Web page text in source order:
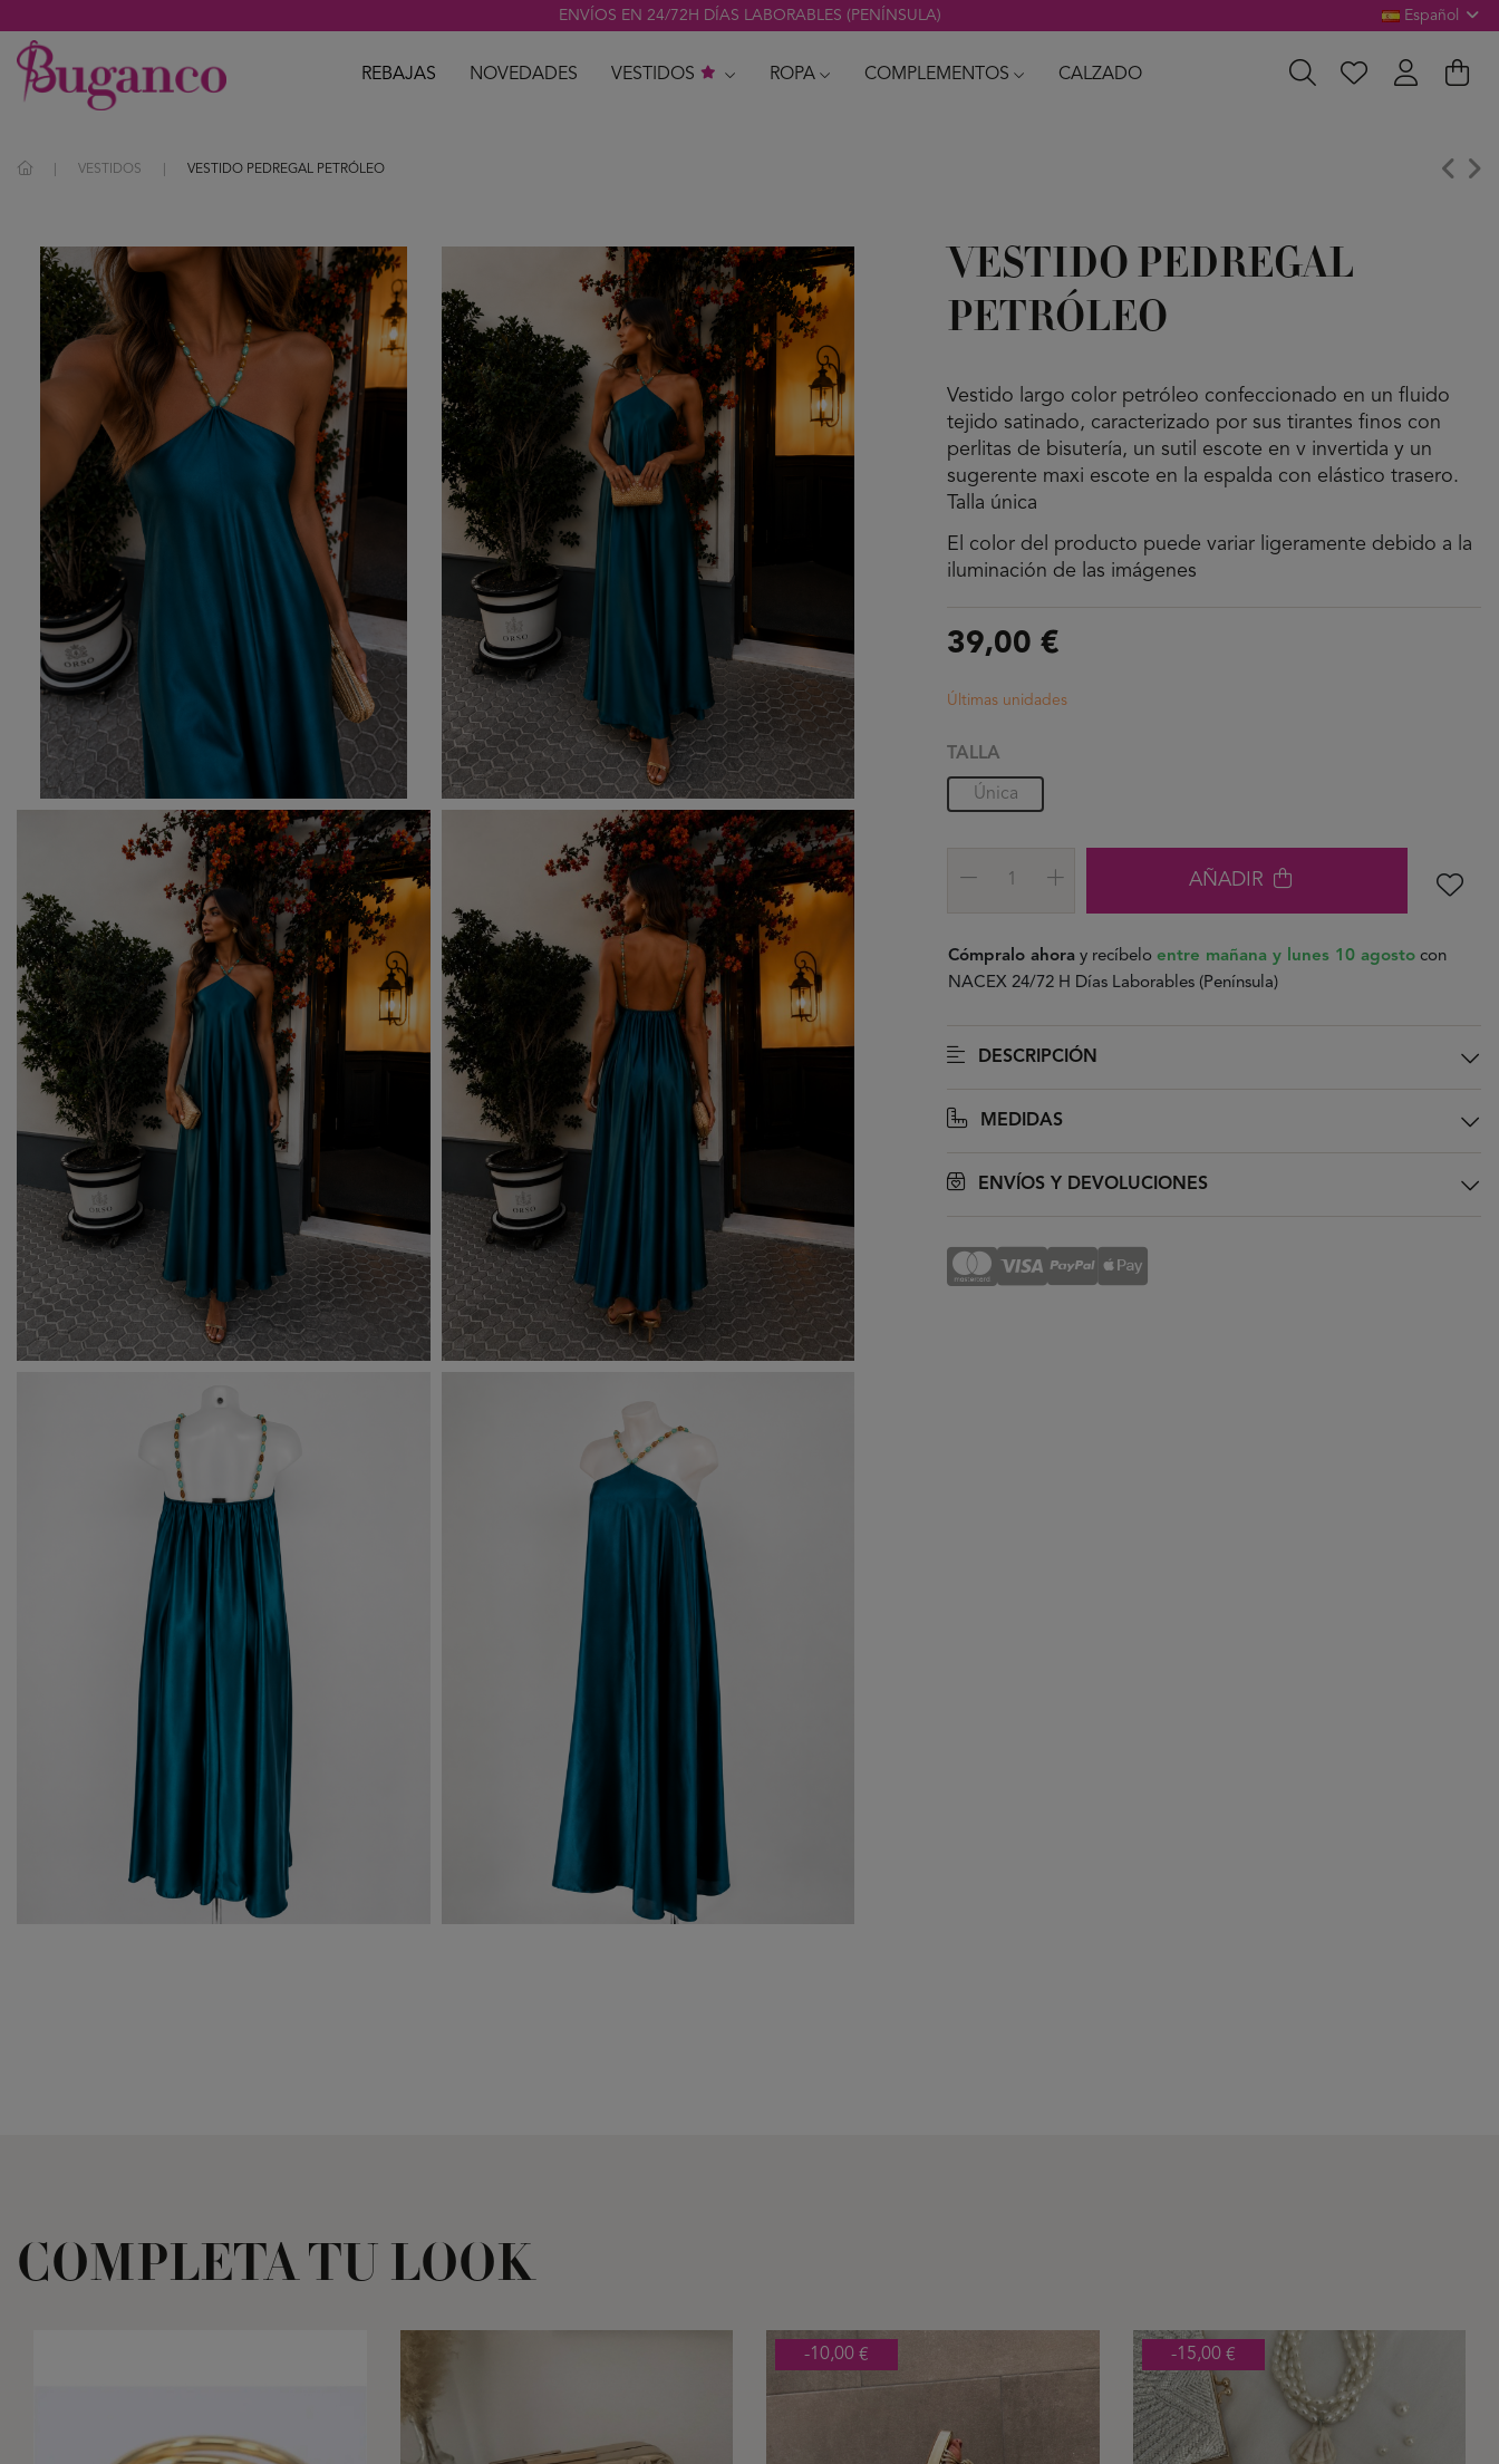
ENVÍOS EN 24/72H DÍAS LABORABLES (PENÍNSULA) Español
REBAJAS NOVEDADES VESTIDOS ROPA COMPLEMENTOS CALZADO
VESTIDOS VESTIDO PEDREGAL PETRÓLEO
VESTIDO PEDREGAL
PETRÓLEO
Vestido largo color petróleo confeccionado en un fluido
tejido satinado, caracterizado por sus tirantes finos con
perlitas de bisutería, un sutil escote en v invertida y un
sugerente maxi escote en la espalda con elástico trasero.
Talla única
El color del producto puede variar ligeramente debido a la
iluminación de las imágenes
39,00 €
Últimas unidades
TALLA
Única
AÑADIR
Cómpralo ahora y recíbeloentre mañana y lunes 10 agosto con
NACEX 24/72 H Días Laborables (Península)
DESCRIPCIÓN
MEDIDAS
ENVÍOS Y DEVOLUCIONES
COMPLETA TU LOOK
-10,00 € -15,00 €